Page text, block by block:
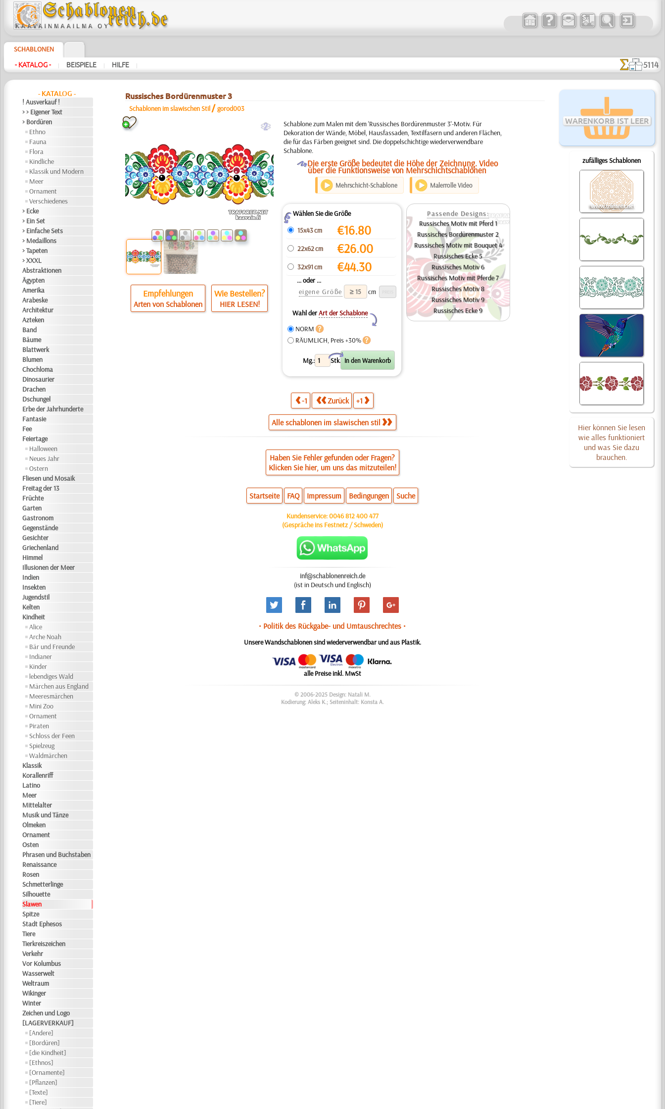
SCHABLONEN
- KATALOG - | BEISPIELE | HILFE | 5114
- KATALOG -
! Ausverkauf !
> > Eigener Text
> Bordüren
Ethno
Fauna
Flora
Kindliche
Klassik und Modern
Meer
Ornament
Verschiedenes
> Ecke
> Ein Set
> Einfache Sets
> Medaillons
> Tapeten
> XXXL
Abstraktionen
Ägypten
Amerika
Arabeske
Architektur
Azteken
Band
Bäume
Blattwerk
Blumen
Chochloma
Dinosaurier
Drachen
Dschungel
Erbe der Jahrhunderte
Fantasie
Fee
Feiertage
Halloween
Neues Jahr
Ostern
Fliesen und Mosaik
Freitag der 13
Früchte
Garten
Gastronom
Gegenstände
Gesichter
Griechenland
Himmel
Illusionen der Meer
Indien
Insekten
Jugendstil
Kelten
Kindheit
Alice
Arche Noah
Bär und Freunde
Indianer
Kinder
lebendiges Wald
Märchen aus England
Meeresmärchen
Mini Zoo
Ornament
Piraten
Schloss der Feen
Spielzeug
Waldmärchen
Klassik
Korallenriff
Latino
Meer
Mittelalter
Musik und Tänze
Olmeken
Ornament
Osten
Phrasen und Buchstaben
Renaissance
Rosen
Schmetterlinge
Silhouette
Slawen
Spitze
Stadt Ephesos
Tiere
Tierkreiszeichen
Verkehr
Vor Kolumbus
Wasserwelt
Weltraum
Wikinger
Winter
Zeichen und Logo
[LAGERVERKAUF]
[Andere]
[Bordüren]
[die Kindheit]
[Ethnos]
[Ornamente]
[Pflanzen]
[Texte]
[Tiere]
WARENKORB IST LEER
zufälliges Schablonen
Hier können Sie lesen
wie alles funktioniert
und was Sie dazu
brauchen.
Russisches Bordürenmuster 3
Schablonen im slawischen Stil /gorod003
b
Empfehlungen
Arten von Schablonen
Wie Bestellen?
HIER LESEN!
Schablone zum Malen mit dem 'Russisches Bordürenmuster 3'-Motiv. Für
Dekoration der Wände, Möbel, Hausfassaden, Textilfasern und anderen Flächen,
die für das Färben geeignet sind. Die doppelschichtige wiederverwendbare
Schablone.
ODie erste Größe bedeutet die Höhe der Zeichnung. Video
über die Funktionsweise von Mehrschichtschablonen
Mehrschicht-Schablone Malerrolle Video
ZWählen Sie die Größe
15x43 cm
€16.80
22x62 cm €26.00
32x91 cm €44.30
... oder ...
eigene Größe
cm
Wahl derArt der Schablone
Y
NORM
RÄUMLICH, Preis +30%
Mg.: Stk.
X
Passende Designs:
Russisches Motiv mit Pferd 1
Russisches Bordürenmuster 2
Russisches Motiv mit Bouquet 4
Russisches Ecke 5
Russisches Motiv 6
Russisches Motiv mit Pferde 7
Russisches Motiv 8
Russisches Motiv 9
Russisches Ecke 9
-1 Zurück +1
Alle schablonen im slawischen stil
Haben Sie Fehler gefunden oder Fragen?
Klicken Sie hier, um uns das mitzuteilen!
Startseite FAQ Impressum Bedingungen Suche
Kundenservice:0046 812 400 477
(Gespräche ins Festnetz / Schweden)
inf@schablonenreich.de
(ist in Deutsch und Englisch)
• Politik des Rückgabe- und Umtauschrechtes •
Unsere Wandschablonen sind wiederverwendbar und aus Plastik.
alle Preise inkl. MwSt
© 2006-2025 Design: Natali M.
Kodierung: Aleks K.; Seiteninhalt: Konsta A.